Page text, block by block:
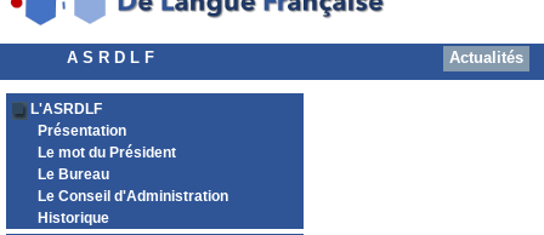
A S R D L F Actualités
L'ASRDLF
Présentation
Le mot du Président
Le Bureau
Le Conseil d'Administration
Historique